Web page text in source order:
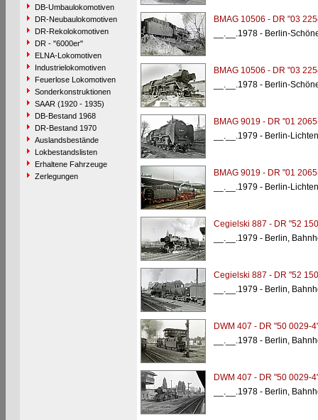
DB-Umbaulokomotiven
DR-Neubaulokomotiven
DR-Rekolokomotiven
DR - "6000er"
ELNA-Lokomotiven
Industrielokomotiven
Feuerlose Lokomotiven
Sonderkonstruktionen
SAAR (1920 - 1935)
DB-Bestand 1968
DR-Bestand 1970
Auslandsbestände
Lokbestandslisten
Erhaltene Fahrzeuge
Zerlegungen
BMAG 10506 - DR "03
__.__.1978 - Berlin-
BMAG 10506 - DR "03
__.__.1978 - Berlin-
BMAG 9019 - DR "01
__.__.1979 - Berlin-
BMAG 9019 - DR "01
__.__.1979 - Berlin-
Cegielski 887 - DR "52
__.__.1979 - Berlin,
Cegielski 887 - DR "52
__.__.1979 - Berlin,
DWM 407 - DR "50 0029-
__.__.1978 - Berlin,
DWM 407 - DR "50 0029-
__.__.1978 - Berlin,